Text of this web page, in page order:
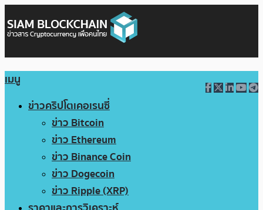
เมนู
ข่าวคริปโตเคอเรนซี่
ข่าว Bitcoin
ข่าว Ethereum
ข่าว Binance Coin
ข่าว Dogecoin
ข่าว Ripple (XRP)